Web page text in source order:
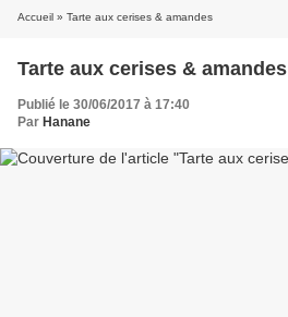
Accueil » Tarte aux cerises & amandes
Tarte aux cerises & amandes
Publié le 30/06/2017 à 17:40
Par Hanane